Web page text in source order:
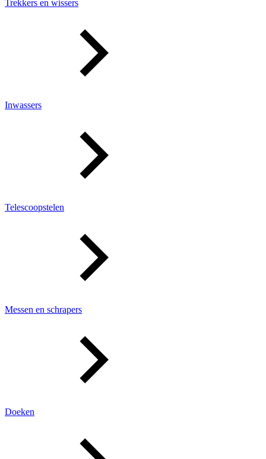
Trekkers en wissers
Inwassers
Telescoopstelen
Messen en schrapers
Doeken